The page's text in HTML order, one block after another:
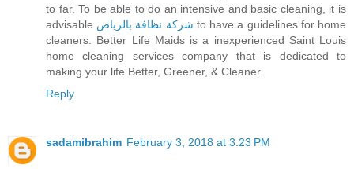
to far. To be able to do an intensive and basic cleaning, it is
advisable شركة نظافة بالرياض to have a guidelines for home
cleaners. Better Life Maids is a inexperienced Saint Louis
home cleaning services company that is dedicated to
making your life Better, Greener, & Cleaner.
Reply
sadamibrahim February 3, 2018 at 3:23 PM